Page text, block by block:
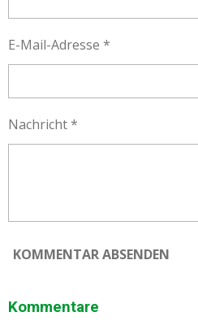
E-Mail-Adresse *
Nachricht *
KOMMENTAR ABSENDEN
Kommentare